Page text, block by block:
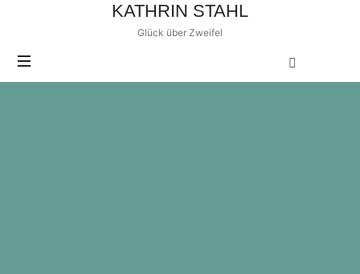
KATHRIN STAHL
Glück über Zweifel